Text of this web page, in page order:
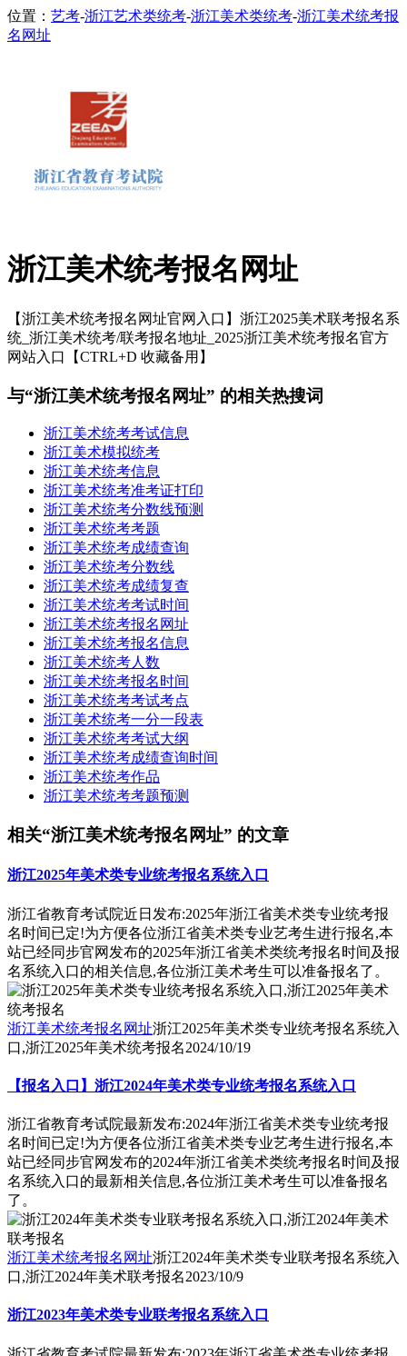
位置： 艺考-浙江艺术类统考-浙江美术类统考-浙江美术统考报
名网址
浙江美术统考报名网址
【浙江美术统考报名网址官网入口】浙江2025美术联考报名系
统_浙江美术统考/联考报名地址_2025浙江美术统考报名官方
网站入口【CTRL+D 收藏备用】
与“浙江美术统考报名网址” 的相关热搜词
浙江美术统考考试信息
浙江美术模拟统考
浙江美术统考信息
浙江美术统考准考证打印
浙江美术统考分数线预测
浙江美术统考考题
浙江美术统考成绩查询
浙江美术统考分数线
浙江美术统考成绩复查
浙江美术统考考试时间
浙江美术统考报名网址
浙江美术统考报名信息
浙江美术统考人数
浙江美术统考报名时间
浙江美术统考考试考点
浙江美术统考一分一段表
浙江美术统考考试大纲
浙江美术统考成绩查询时间
浙江美术统考作品
浙江美术统考考题预测
相关“浙江美术统考报名网址” 的文章
浙江2025年美术类专业统考报名系统入口
浙江省教育考试院近日发布:2025年浙江省美术类专业统考报
名时间已定!为方便各位浙江省美术类专业艺考生进行报名,本
站已经同步官网发布的2025年浙江省美术类统考报名时间及报
名系统入口的相关信息,各位浙江美术考生可以准备报名了。
浙江美术统考报名网址浙江2025年美术类专业统考报名系统入
口,浙江2025年美术统考报名2024/10/19
【报名入口】浙江2024年美术类专业统考报名系统入口
浙江省教育考试院最新发布:2024年浙江省美术类专业统考报
名时间已定!为方便各位浙江省美术类专业艺考生进行报名,本
站已经同步官网发布的2024年浙江省美术类统考报名时间及报
名系统入口的最新相关信息,各位浙江美术考生可以准备报名
了。
浙江美术统考报名网址浙江2024年美术类专业联考报名系统入
口,浙江2024年美术联考报名2023/10/9
浙江2023年美术类专业联考报名系统入口